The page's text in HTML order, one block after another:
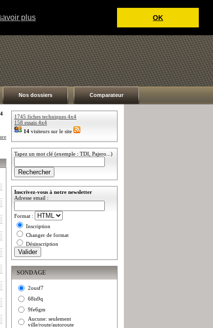
plus OK
Nos dossiers Comparateur
1745 fiches techniques 4x4
158 essais 4x4
14 visiteurs sur le site
Tapez un mot clé (exemple : TDI, Pajero...)
Inscrivez-vous à notre newsletter
Adresse email :
Format :
Inscription
Changer de format
Désinscription
SONDAGE
2ousf7
68is9q
9fe6gm
Aucune: seulement
ville/route/autoroute